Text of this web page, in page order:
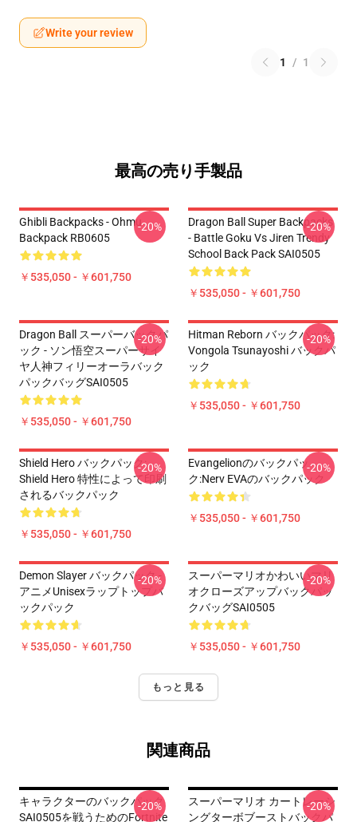
Write your review
1 / 1
最高の売り手製品
Ghibli Backpacks - Ohmu
Backpack RB0605
￥535,050 - ￥601,750
-20%
Dragon Ball Super Backpacks
- Battle Goku Vs Jiren Trendy
School Back Pack SAI0505
￥535,050 - ￥601,750
-20%
Dragon Ball スーパーバックパ
ック - ソン悟空スーパーサイ
ヤ人神フィリーオーラバック
パックバッグSAI0505
￥535,050 - ￥601,750
-20%
Hitman Reborn バックパック:
Vongola Tsunayoshi バックパ
ック
￥535,050 - ￥601,750
-20%
Shield Hero バックパック:
Shield Hero 特性によって印刷
されるバックパック
￥535,050 - ￥601,750
-20%
Evangelionのバックパッ
ク:Nerv EVAのバックパック
￥535,050 - ￥601,750
-20%
Demon Slayer バックパック -
アニメUnisexラップトップバ
ックパック
￥535,050 - ￥601,750
-20%
スーパーマリオかわいいマリ
オクローズアップバックパッ
クバッグSAI0505
￥535,050 - ￥601,750
-20%
もっと見る
関連商品
キャラクターのバックパック
SAI0505を戦うためのFortnite
-20%
スーパーマリオ カートレーシ
ングターボブーストバックパ
-20%